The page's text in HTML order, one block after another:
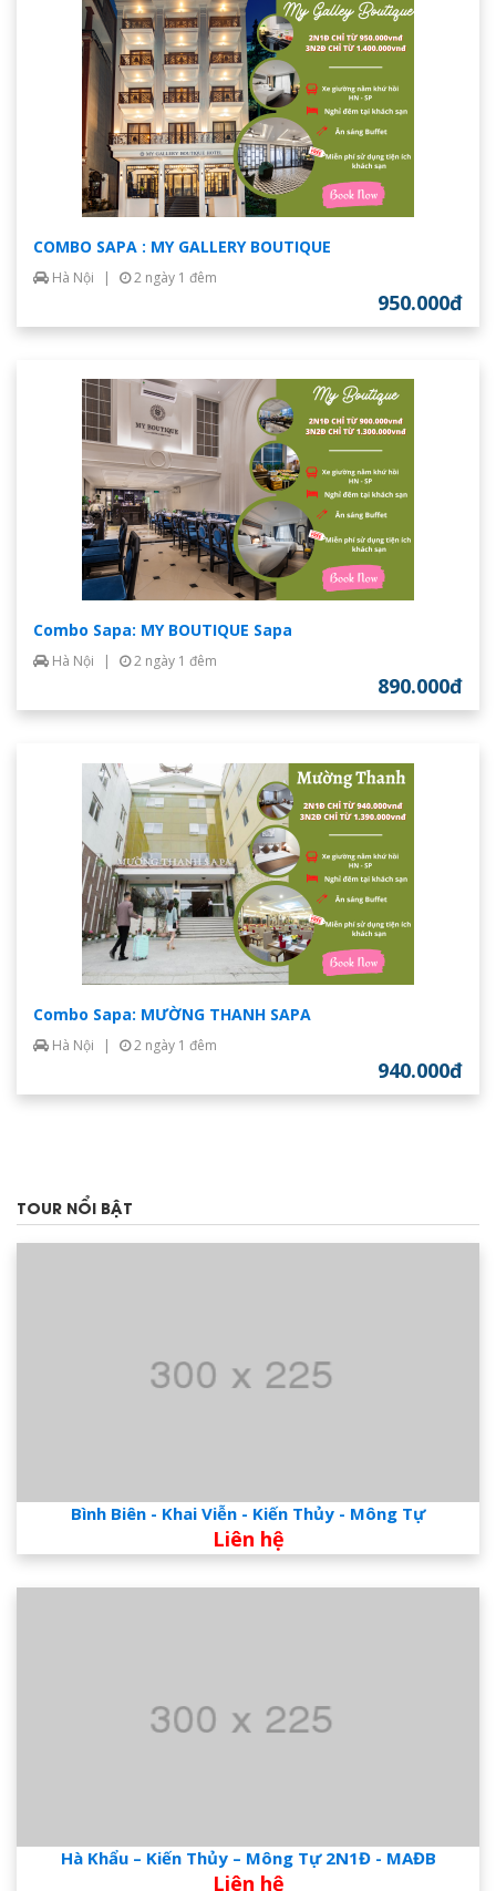
COMBO SAPA : MY GALLERY BOUTIQUE
Hà Nội | 2 ngày 1 đêm
950.000đ
Combo Sapa: MY BOUTIQUE Sapa
Hà Nội 2 ngày 1 đêm
890.000đ
Combo Sapa: MƯỜNG THANH SAPA
Hà Nội | 2 ngày 1 đêm
940.000đ
TOUR NỔI BẬT
Bình Biên - Khai Viễn - Kiến Thủy - Mông Tự
Liên hệ
Hà Khẩu – Kiến Thủy – Mông Tự 2N1Đ - MAĐB
Liên hệ